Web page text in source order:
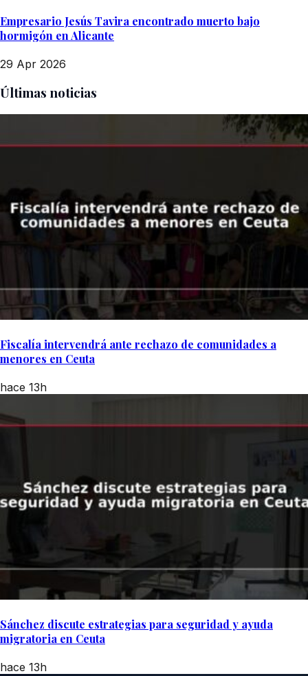
Empresario Jesús Tavira encontrado muerto bajo
hormigón en Alicante
29 Apr 2026
Últimas noticias
Fiscalía intervendrá ante rechazo de comunidades a
menores en Ceuta
hace 13h
Sánchez discute estrategias para seguridad y ayuda
migratoria en Ceuta
hace 13h